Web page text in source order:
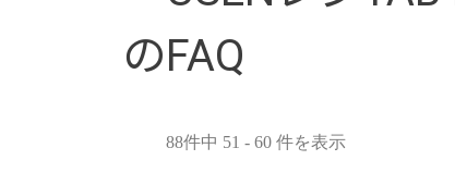
のFAQ
88件中 51 - 60 件を表示